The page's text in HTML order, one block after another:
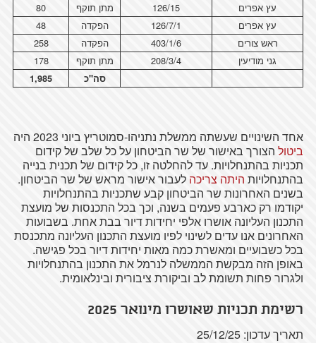
עץ אפרים
126/15 מתן תוקף
80
עץ אפרים
126/7/1 הפקדה
48
ראש צורים
403/1/6 הפקדה
258
גני מודיעין
208/3/4 מתן תוקף 178
סה"כ 1,985
אחד השינויים שעשתה ממשלת נתניהו-סמוטריץ ביוני 2023 היה
ביטולהצורך באישור של שר הביטחון על כל שלב של קידום
תכניות בהתנחלויות. עד להחלטה זו, כל קידום של תכנית בנייה
בהתנחלויות היתה צריכה לעבור אישור מראש של שר הביטחון.
בשנים האחרונות שר הביטחון קבע שתכניות בהתנחלויות
יקודמו רק כארבע פעמים בשנה, וכך בכל התכנסות של מועצת
התכנון העליונה אושרו אלפי יחידות דיור בבת אחת. בשבועות
האחרונים אנו עדים לשינוי לפיו מועצת התכנון העליונה מתכנסת
בכל כשבועיים ומאשרת כמה מאות יחידות דיור בכל פגישה.
באופן הזה מבקשת הממשלה לנרמל את התכנון בהתנחלויות
ולגרור פחות תשומת לב וביקורת ציבורית ובינלאומית.
רשימת תכניות שאושרו מינואר 2025
תאריך עדכון: 25/12/25